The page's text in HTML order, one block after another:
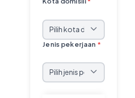
Jenis pekerjaan *